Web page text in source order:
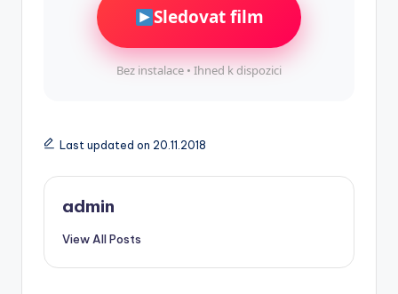
Sledovat film
Bez instalace • Ihned k dispozici
Last updated on 20.11.2018
admin
View All Posts